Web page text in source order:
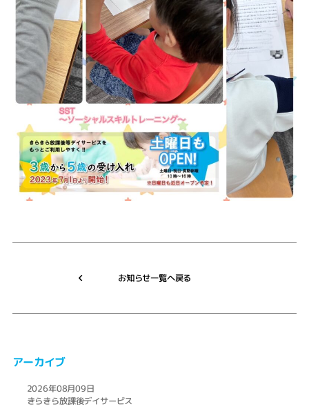
お知らせ一覧へ戻る
アーカイブ
2026年08月09日
きらきら放課後デイサービス